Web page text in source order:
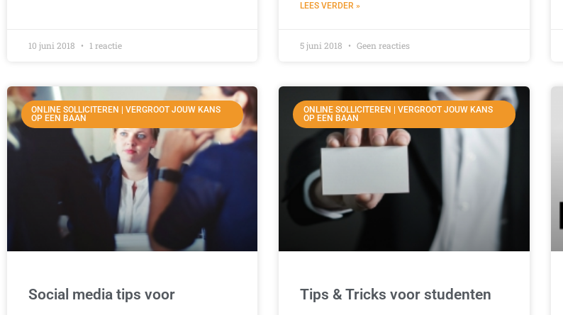
10 juni 2018 1 reactie
LEES VERDER »
5 juni 2018 Geen reacties
ONLINE SOLLICITEREN | VERGROOT JOUW KANS
OP EEN BAAN
Social media tips voor
ONLINE SOLLICITEREN | VERGROOT JOUW KANS
OP EEN BAAN
Tips & Tricks voor studenten